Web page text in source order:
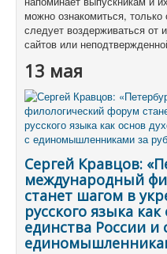
можно ознакомиться,
следует воздерживаться от
сайтов или
13 мая
Сергей Кравцов:
международный
станет шагом в
русского языка
единства России и